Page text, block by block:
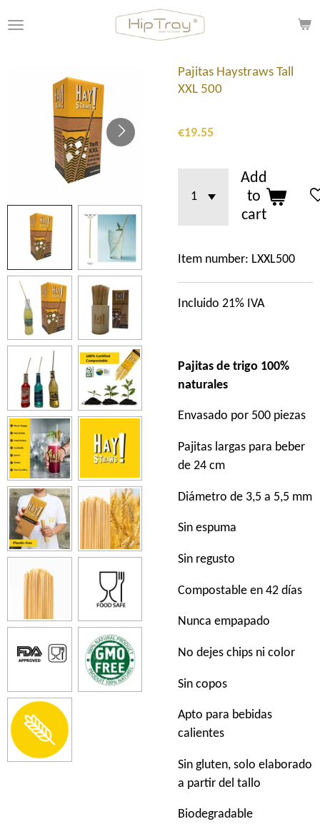
to
Pajitas Haystraws Tall
XXL 500
€19.55
Add
to
cart
Item number: LXXL500
Incluido 21% IVA
Pajitas de trigo 100%
naturales
Envasado por 500 piezas
Pajitas largas para beber
de 24 cm
Diámetro de 3,5 a 5,5 mm
Sin espuma
Sin regusto
Compostable en 42 días
Nunca empapado
No dejes chips ni color
Sin copos
Apto para bebidas
calientes
Sin gluten, solo elaborado
a partir del tallo
Biodegradable